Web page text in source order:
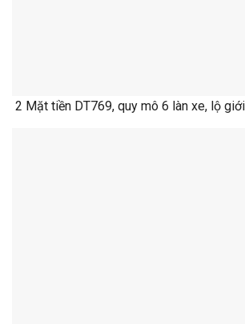
2 Mặt tiền DT769, quy mô 6 làn xe, lộ